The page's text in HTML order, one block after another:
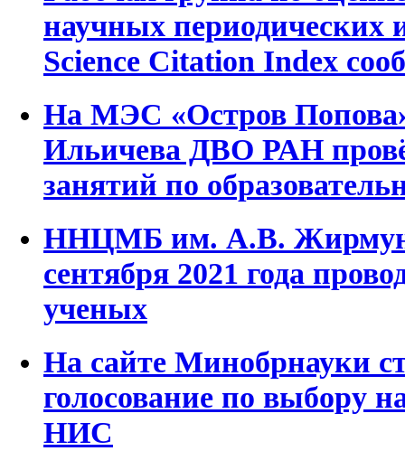
научных периодических
Science Citation Index
На МЭС «Остров
Ильичева ДВО РАН
занятий по
ННЦМБ им. А.В.
сентября 2021 года
ученых
На сайте Минобрнауки
голосование по выбору
НИС